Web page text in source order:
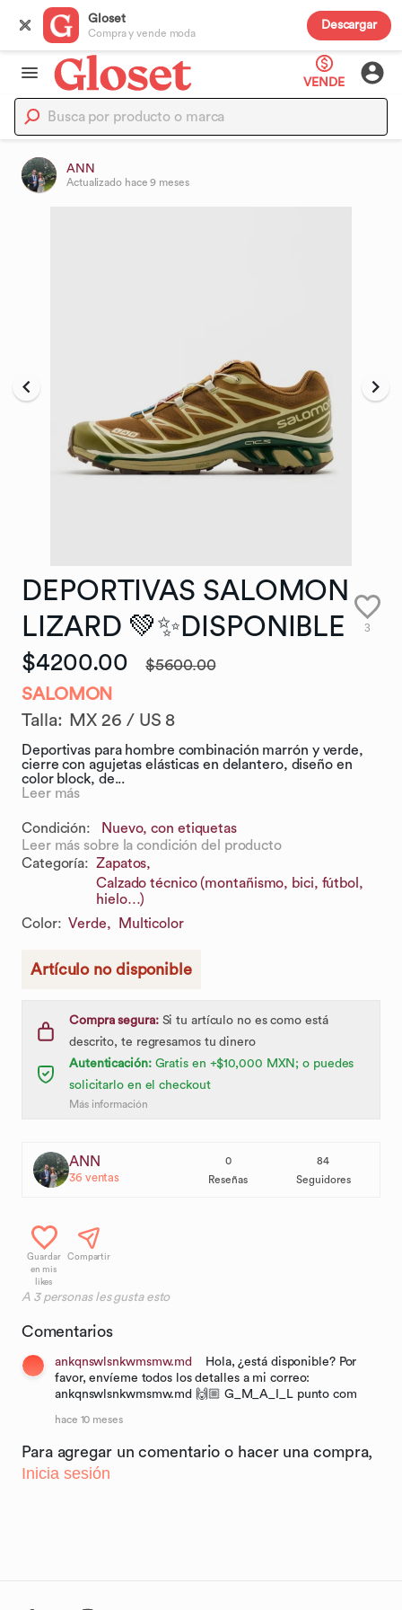
Gloset
Compra y vende moda
Descargar
VENDE
ANN
Actualizado hace 9 meses
DEPORTIVAS SALOMON
LIZARD 💚✨DISPONIBLE 3
$4200.00 $5600.00
SALOMON
Talla: MX 26 / US 8
Deportivas para hombre combinación marrón y verde,
cierre con agujetas elásticas en delantero, diseño en
color block, de...
Leer más
Condición:
Nuevo, con etiquetas
Leer más sobre la condición del producto
Categoría: Zapatos,
Calzado técnico (montañismo, bici, fútbol,
hielo…)
Color: Verde, Multicolor
Artículo no disponible
Compra segura:Si tu artículo no es como está
descrito, te regresamos tu dinero
Autenticación:Gratis en +$10,000 MXN; o puedes
solicitarlo en el checkout
Más información
ANN
36 ventas
0
Reseñas
84
Seguidores
Guardar
en mis
likes
Compartir
A 3personas les gusta esto
Comentarios
ankqnswlsnkwmsmw.md
Hola, ¿está disponible? Por
favor, envíeme todos los detalles a mi correo:
ankqnswlsnkwmsmw.md 🙌🏼 G_M_A_I_L punto com
hace 10 meses
Para agregar un comentario o hacer una compra,
Inicia sesión